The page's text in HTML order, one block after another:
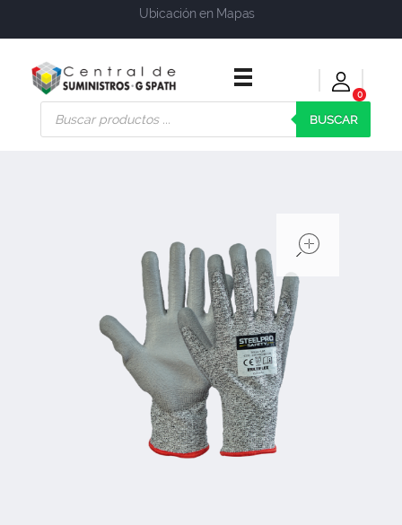
Ubicación en Mapas
Central de Suministros Gspath
Suministros y soluciones integrales para su empresa o negocio
0
BUSCAR